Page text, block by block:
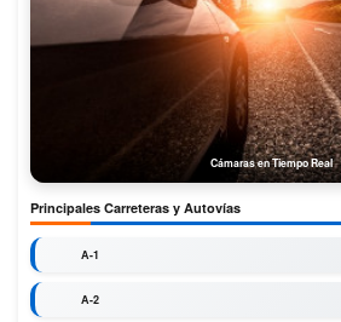
Cámaras en Tiempo Real
Principales Carreteras y Autovías
A-1
A-2